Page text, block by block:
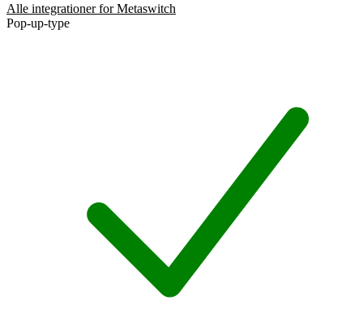
Alle integrationer for Metaswitch
Pop-up-type